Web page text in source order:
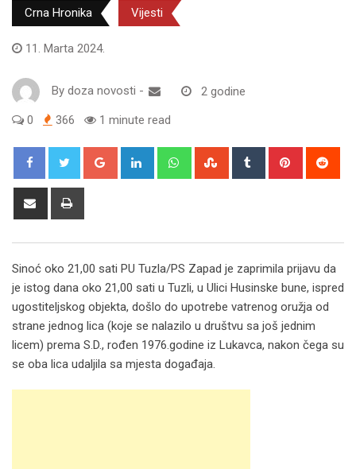
Crna Hronika Vijesti
11. Marta 2024.
By doza novosti - 2 godine
0 366 1 minute read
Google+ LinkedIn WhatsappStumbleUpon
Tumblr Pinterest
Share
Sinoć oko 21,00 sati PU Tuzla/PS Zapad je zaprimila prijavu da
je istog dana oko 21,00 sati u Tuzli, u Ulici Husinske bune, ispred
ugostiteljskog objekta, došlo do upotrebe vatrenog oružja od
strane jednog lica (koje se nalazilo u društvu sa još jednim
licem) prema S.D., rođen 1976.godine iz Lukavca, nakon čega su
se oba lica udaljila sa mjesta događaja.